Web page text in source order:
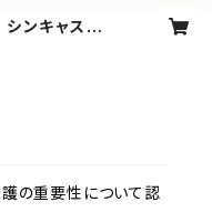
ンキャスシ
の重要性について認